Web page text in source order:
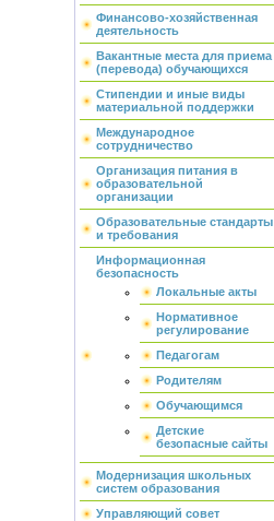
Финансово-хозяйственная
деятельность
Вакантные места для приема
(перевода) обучающихся
Стипендии и иные виды
материальной поддержки
Международное
сотрудничество
Организация питания в
образовательной
организации
Образовательные стандарты
и требования
Информационная
безопасность
Локальные акты
Нормативное
регулирование
Педагогам
Родителям
Обучающимся
Детские
безопасные сайты
Модернизация школьных
систем образования
Управляющий совет